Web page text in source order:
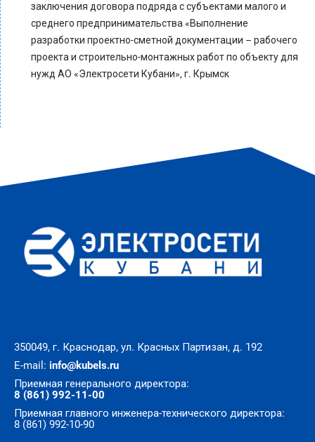
заключения договора подряда с субъектами малого и
среднего предпринимательства «Выполнение
разработки проектно-сметной документации – рабочего
проекта и строительно-монтажных работ по объекту для
нужд АО «Электросети Кубани», г. Крымск
350049, г. Краснодар, ул. Красных Партизан, д. 192
E-mail: info@kubels.ru
Приемная генерального директора:
8 (861) 992-11-00
Приемная главного инженера-технического директора:
8 (861) 992-10-90